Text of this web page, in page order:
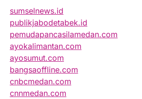
sumselnews.id
publikjabodetabek.id
pemudapancasilamedan.com
ayokalimantan.com
ayosumut.com
bangsaoffline.com
cnbcmedan.com
cnnmedan.com